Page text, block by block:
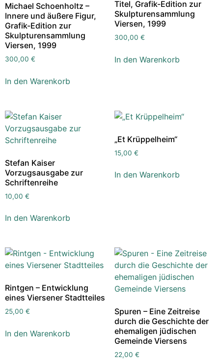
Michael Schoenholtz –
Innere und äußere Figur,
Grafik-Edition zur
Skulpturensammlung
Viersen, 1999
300,00 €
In den Warenkorb
Titel, Grafik-Edition zur
Skulpturensammlung
Viersen, 1999
300,00 €
In den Warenkorb
Stefan Kaiser
Vorzugsausgabe zur
Schriftenreihe
10,00 €
In den Warenkorb
„Et Krüppelheim“
15,00 €
In den Warenkorb
Rintgen – Entwicklung
eines Viersener Stadtteiles
25,00 €
In den Warenkorb
Spuren – Eine Zeitreise
durch die Geschichte der
ehemaligen jüdischen
Gemeinde Viersens
22,00 €